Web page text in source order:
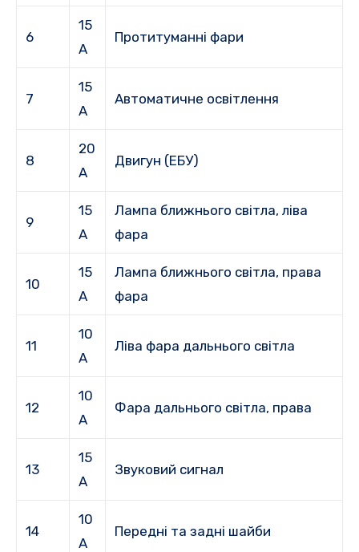
6
15
А
Протитуманні фари
7
15
А
Автоматичне освітлення
8
20
А
Двигун (ЕБУ)
9
15
А
Лампа ближнього світла, ліва
фара
10
15
А
Лампа ближнього світла, права
фара
11
10
А
Ліва фара дальнього світла
12
10
А
Фара дальнього світла, права
13
15
А
Звуковий сигнал
14
10
А
Передні та задні шайби